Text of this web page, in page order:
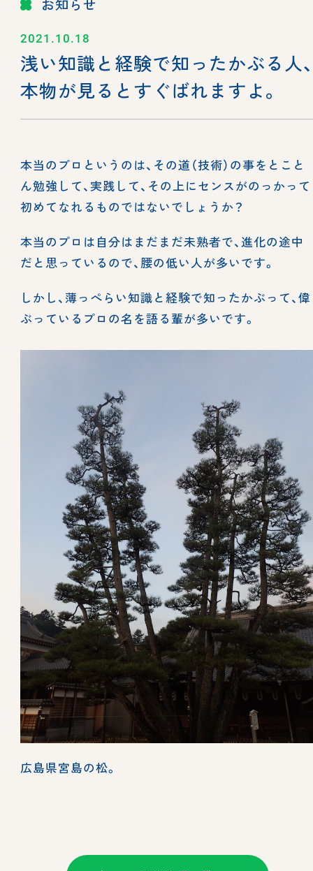
お知らせ
2021.10.18
浅い知識と経験で知ったかぶる人
本物が見るとすぐばれますよ。
本当のプロというのは、その道（技術）の事をとこと
ん勉強して、実践して、その上にセンスがのっかって
初めてなれるものではないでしょうか？
本当のプロは自分はまだまだ未熟者で、進化の途中
だと思っているので、腰の低い人が多いです。
しかし、薄っぺらい知識と経験で知ったかぶって、偉
ぶっているプロの名を語る輩が多いです。
広島県宮島の松。